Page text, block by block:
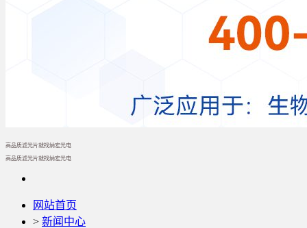
高品质滤光片就找纳宏光电
高品质滤光片就找纳宏光电
网站首页
> 新闻中心